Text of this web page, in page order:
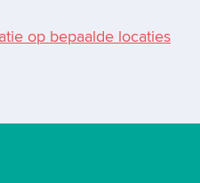
op bepaalde locaties